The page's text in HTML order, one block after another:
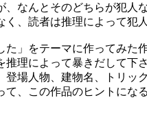
なんとそのどちらが犯人
、読者は推理によって犯
」をテーマに作ってみた作
理によって暴きだして下さ
場人物、建物名、トリ
、この作品のヒントにな